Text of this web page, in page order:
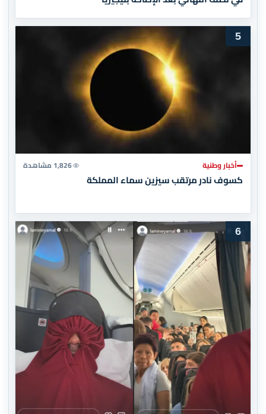
5
أخبار وطنية 1,826 مشاهدة
كسوف نادر مرتقب سيزين سماء المملكة
6